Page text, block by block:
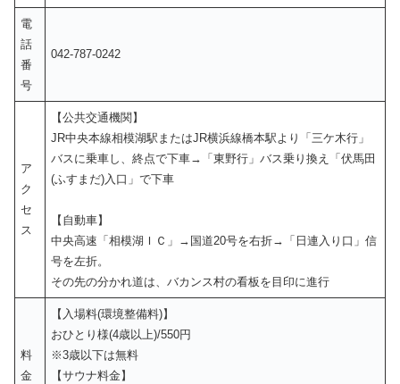
電
話
番
号
042-787-0242
ア
ク
セ
ス
【公共交通機関】
JR中央本線相模湖駅またはJR横浜線橋本駅より「三ケ木行」
バスに乗車し、終点で下車→「東野行」バス乗り換え「伏馬田
(ふすまだ)入口」で下車
【自動車】
中央高速「相模湖ＩＣ」→国道20号を右折→「日連入り口」信
号を左折。
その先の分かれ道は、バカンス村の看板を目印に進行
料
金
【入場料(環境整備料)】
おひとり様(4歳以上)/550円
※3歳以下は無料
【サウナ料金】